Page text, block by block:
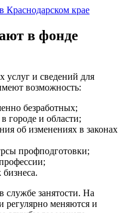
Краснодарском крае
в фонде
услуг и сведений для
возможность:
безработных;
городе и области;
об изменениях в законах
профподготовки;
бизнеса.
службе занятости. На
регулярно меняются и